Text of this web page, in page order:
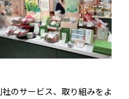
のサービス、取り組みをよ